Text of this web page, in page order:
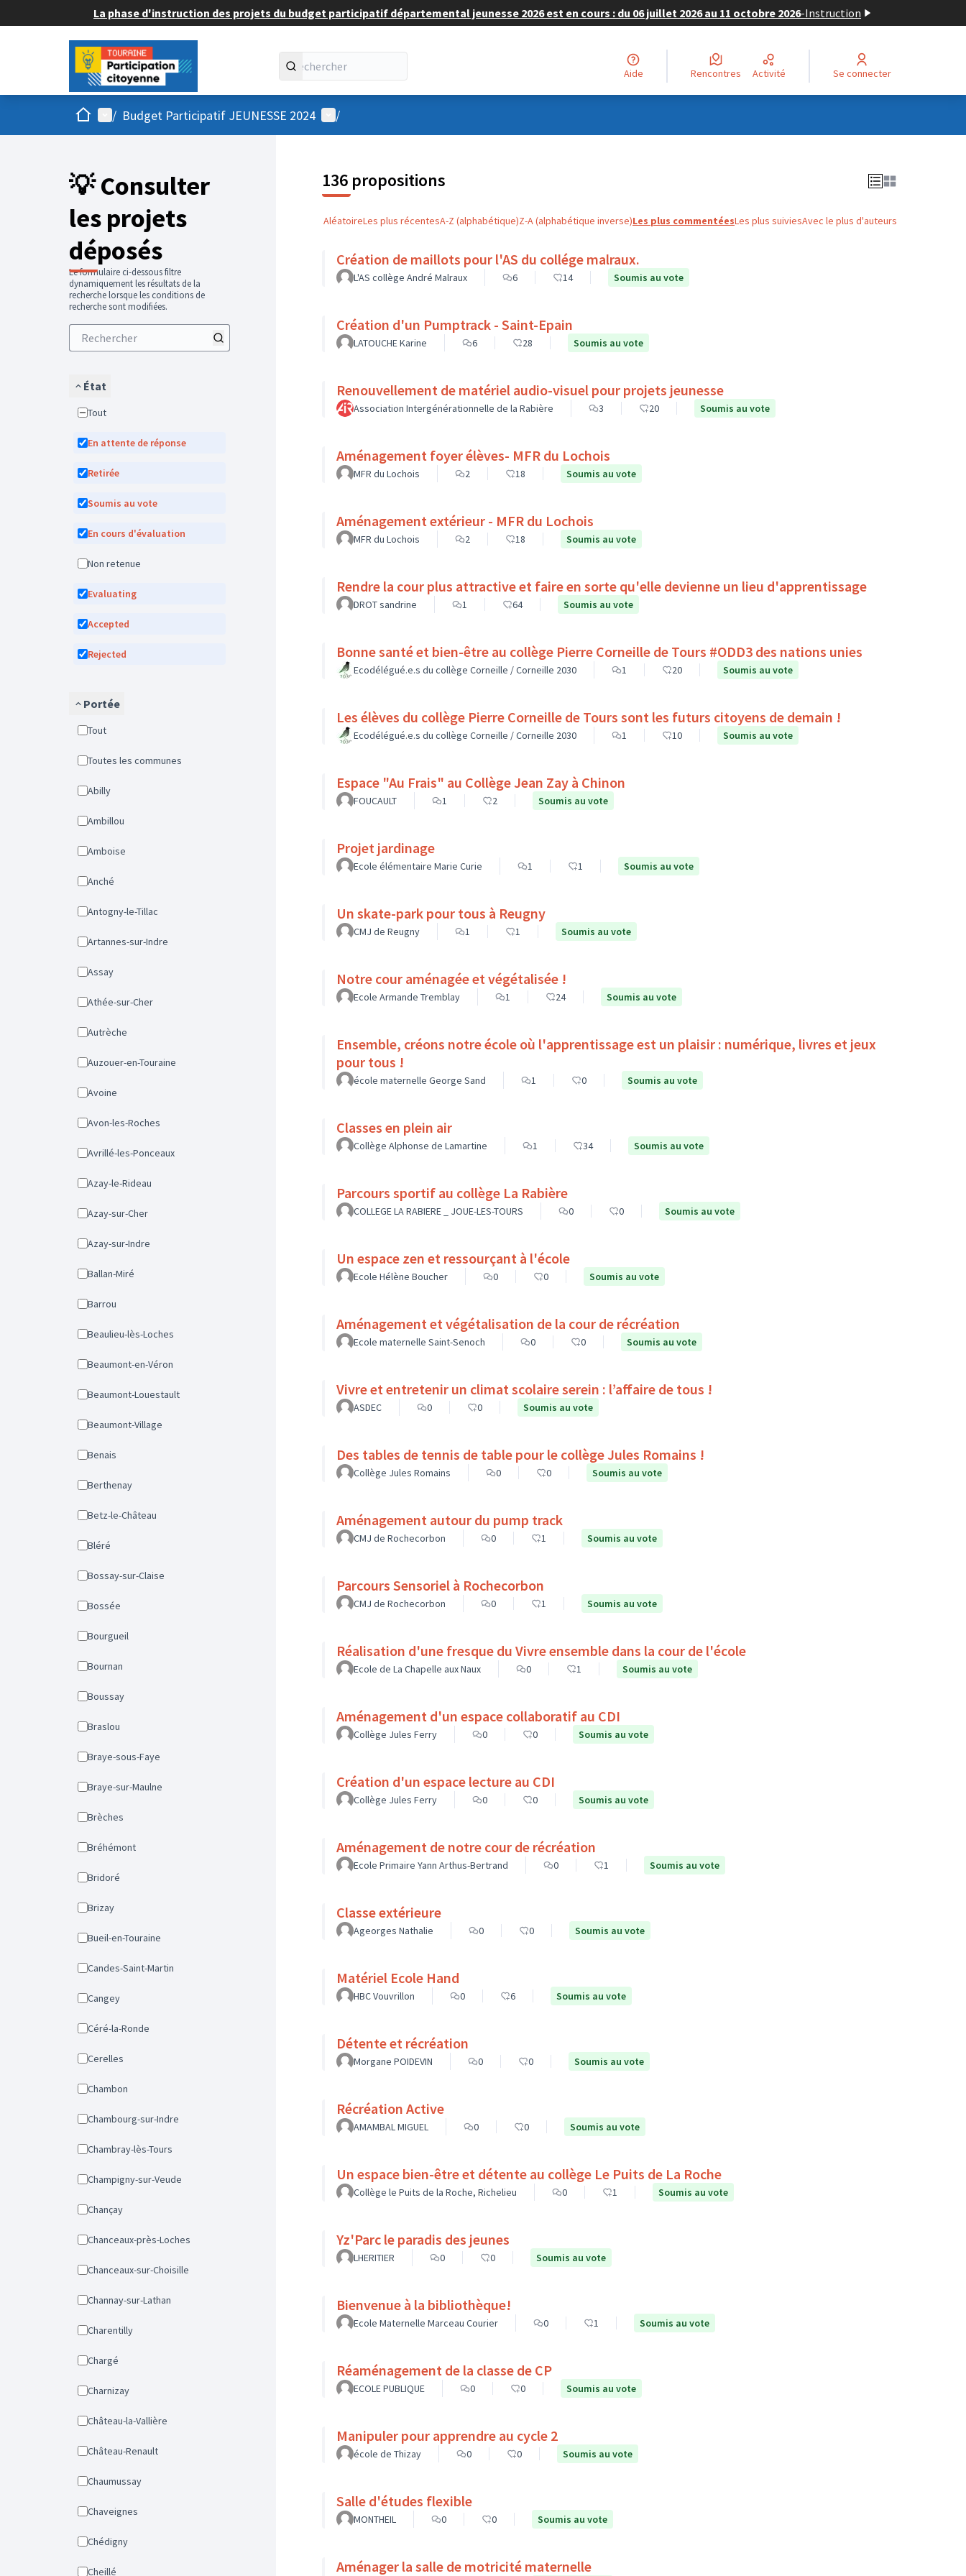
La phase d'instruction des projets du budget participatif départemental jeunesse 2026 est en cours : du 06 juillet 2026 au 11 octobre 2026-Instruction
Aide Rencontres Activité Se connecter
AccueilMenu principal
/ Budget Participatif JEUNESSE 2024 Menu utilisateur
/
💡 Consulter
les projets
déposés
Le formulaire ci-dessous filtre
dynamiquement les résultats de la
recherche lorsque les conditions de
recherche sont modifiées.
État
Tout
En attente de réponse
Retirée
Soumis au vote
En cours d'évaluation
Non retenue
Evaluating
Accepted
Rejected
Portée
Tout
Toutes les communes
Abilly
Ambillou
Amboise
Anché
Antogny-le-Tillac
Artannes-sur-Indre
Assay
Athée-sur-Cher
Autrèche
Auzouer-en-Touraine
Avoine
Avon-les-Roches
Avrillé-les-Ponceaux
Azay-le-Rideau
Azay-sur-Cher
Azay-sur-Indre
Ballan-Miré
Barrou
Beaulieu-lès-Loches
Beaumont-en-Véron
Beaumont-Louestault
Beaumont-Village
Benais
Berthenay
Betz-le-Château
Bléré
Bossay-sur-Claise
Bossée
Bourgueil
Bournan
Boussay
Braslou
Braye-sous-Faye
Braye-sur-Maulne
Brèches
Bréhémont
Bridoré
Brizay
Bueil-en-Touraine
Candes-Saint-Martin
Cangey
Céré-la-Ronde
Cerelles
Chambon
Chambourg-sur-Indre
Chambray-lès-Tours
Champigny-sur-Veude
Chançay
Chanceaux-près-Loches
Chanceaux-sur-Choisille
Channay-sur-Lathan
Charentilly
Chargé
Charnizay
Château-la-Vallière
Château-Renault
Chaumussay
Chaveignes
Chédigny
Cheillé
136 propositions
AléatoireLes plus récentesA-Z (alphabétique)Z-A (alphabétique inverse)Les plus commentéesLes plus suiviesAvec le plus d'auteurs
Création de maillots pour l'AS du collége malraux.
L'AS collège André Malraux 6 14 Soumis au vote
Création d'un Pumptrack - Saint-Epain
LATOUCHE Karine 6 28 Soumis au vote
Renouvellement de matériel audio-visuel pour projets jeunesse
Association Intergénérationnelle de la Rabière 3 20 Soumis au vote
Aménagement foyer élèves- MFR du Lochois
MFR du Lochois 2 18 Soumis au vote
Aménagement extérieur - MFR du Lochois
MFR du Lochois 2 18 Soumis au vote
Rendre la cour plus attractive et faire en sorte qu'elle devienne un lieu d'apprentissage
DROT sandrine 1 64 Soumis au vote
Bonne santé et bien-être au collège Pierre Corneille de Tours #ODD3 des nations unies
Ecodélégué.e.s du collège Corneille / Corneille 2030 1 20 Soumis au vote
Les élèves du collège Pierre Corneille de Tours sont les futurs citoyens de demain !
Ecodélégué.e.s du collège Corneille / Corneille 2030 1 10 Soumis au vote
Espace "Au Frais" au Collège Jean Zay à Chinon
FOUCAULT 1 2 Soumis au vote
Projet jardinage
Ecole élémentaire Marie Curie 1 1 Soumis au vote
Un skate-park pour tous à Reugny
CMJ de Reugny 1 1 Soumis au vote
Notre cour aménagée et végétalisée !
Ecole Armande Tremblay 1 24 Soumis au vote
Ensemble, créons notre école où l'apprentissage est un plaisir : numérique, livres et jeux
pour tous !
école maternelle George Sand 1 0 Soumis au vote
Classes en plein air
Collège Alphonse de Lamartine 1 34 Soumis au vote
Parcours sportif au collège La Rabière
COLLEGE LA RABIERE _ JOUE-LES-TOURS 0 0 Soumis au vote
Un espace zen et ressourçant à l'école
Ecole Hélène Boucher 0 0 Soumis au vote
Aménagement et végétalisation de la cour de récréation
Ecole maternelle Saint-Senoch 0 0 Soumis au vote
Vivre et entretenir un climat scolaire serein : l’affaire de tous !
ASDEC 0 0 Soumis au vote
Des tables de tennis de table pour le collège Jules Romains !
Collège Jules Romains 0 0 Soumis au vote
Aménagement autour du pump track
CMJ de Rochecorbon 0 1 Soumis au vote
Parcours Sensoriel à Rochecorbon
CMJ de Rochecorbon 0 1 Soumis au vote
Réalisation d'une fresque du Vivre ensemble dans la cour de l'école
Ecole de La Chapelle aux Naux 0 1 Soumis au vote
Aménagement d'un espace collaboratif au CDI
Collège Jules Ferry 0 0 Soumis au vote
Création d'un espace lecture au CDI
Collège Jules Ferry 0 0 Soumis au vote
Aménagement de notre cour de récréation
Ecole Primaire Yann Arthus-Bertrand 0 1 Soumis au vote
Classe extérieure
Ageorges Nathalie 0 0 Soumis au vote
Matériel Ecole Hand
HBC Vouvrillon 0 6 Soumis au vote
Détente et récréation
Morgane POIDEVIN 0 0 Soumis au vote
Récréation Active
AMAMBAL MIGUEL 0 0 Soumis au vote
Un espace bien-être et détente au collège Le Puits de La Roche
Collège le Puits de la Roche, Richelieu 0 1 Soumis au vote
Yz'Parc le paradis des jeunes
LHERITIER 0 0 Soumis au vote
Bienvenue à la bibliothèque!
Ecole Maternelle Marceau Courier 0 1 Soumis au vote
Réaménagement de la classe de CP
ECOLE PUBLIQUE 0 0 Soumis au vote
Manipuler pour apprendre au cycle 2
école de Thizay 0 0 Soumis au vote
Salle d'études flexible
MONTHEIL 0 0 Soumis au vote
Aménager la salle de motricité maternelle